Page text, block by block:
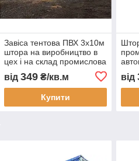
Завіса тентова ПВХ 3х10м
штора на виробництво в
цех і на склад промислова
водонепроникна завіса
ПВХ для СТО
від 349₴/кв.м
Купити
від